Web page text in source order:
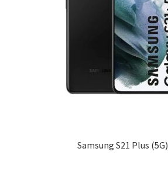
Samsung S21 Plus (5G)